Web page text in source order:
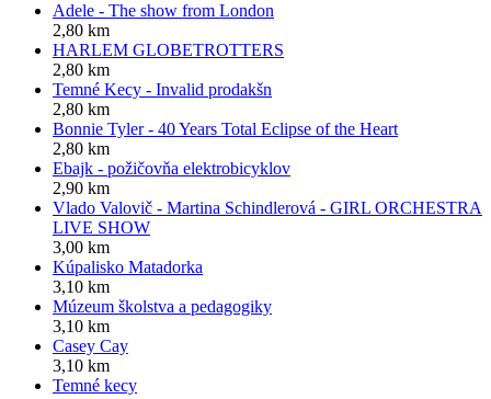
Adele - The show from London
2,80 km
HARLEM GLOBETROTTERS
2,80 km
Temné Kecy - Invalid prodakšn
2,80 km
Bonnie Tyler - 40 Years Total Eclipse of the Heart
2,80 km
Ebajk - požičovňa elektrobicyklov
2,90 km
Vlado Valovič - Martina Schindlerová - GIRL ORCHESTRA
LIVE SHOW
3,00 km
Kúpalisko Matadorka
3,10 km
Múzeum školstva a pedagogiky
3,10 km
Casey Cay
3,10 km
Temné kecy